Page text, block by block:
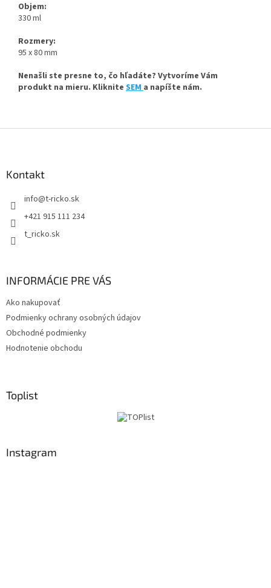
Objem:
330 ml
Rozmery:
95 x 80 mm
Nenašli ste presne to, čo hľadáte? Vytvoríme Vám
produkt na mieru. Kliknite SEMa napíšte nám.
Kontakt
info@t-ricko.sk
+421 915 111 234
t_ricko.sk
INFORMÁCIE PRE VÁS
Ako nakupovať
Podmienky ochrany osobných údajov
Obchodné podmienky
Hodnotenie obchodu
Toplist
Instagram